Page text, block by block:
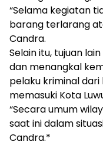
“Selama kegiatan
barang terlarang
Candra.
Selain itu, tujuan
dan menangkal
pelaku kriminal
memasuki Kota
“Secara umum
saat ini dalam
Candra.*